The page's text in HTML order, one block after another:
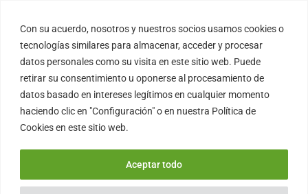
Con su acuerdo, nosotros y nuestros socios usamos cookies o
tecnologías similares para almacenar, acceder y procesar
datos personales como su visita en este sitio web. Puede
retirar su consentimiento u oponerse al procesamiento de
datos basado en intereses legítimos en cualquier momento
haciendo clic en "Configuración" o en nuestra Política de
Cookies en este sitio web.
Aceptar todo
contenido
FORTINUX.COM
08004 – Barcelona
Cataluña – España
info@fortinux.com
0034 – 644 79 25 79
Lun – Vie 9:00 AM a 6:00PM